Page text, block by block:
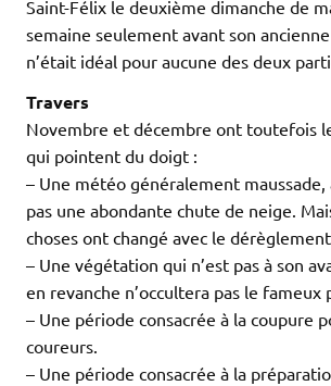
Saint-Félix le deuxième dimanche de
semaine seulement avant son
n’était idéal pour aucune des deux
Travers
Novembre et décembre ont toutefois
qui pointent du doigt :
– Une météo généralement maussade,
pas une abondante chute de neige.
choses ont changé avec le
– Une végétation qui n’est pas à son
en revanche n’occultera pas le fameux
– Une période consacrée à la coupure
coureurs.
– Une période consacrée à la